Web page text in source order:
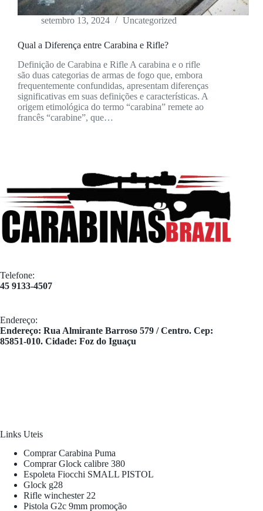
setembro 13, 2024 Uncategorized
Qual a Diferença entre Carabina e Rifle?
Definição de Carabina e Rifle A carabina e o rifle
são duas categorias de armas de fogo que, embora
frequentemente confundidas, apresentam diferenças
significativas em suas definições e características. A
origem etimológica do termo “carabina” remete ao
francês “carabine”, que…
Telefone:
45 9133-4507
Endereço:
​Endereço: Rua Almirante Barroso 579 / Centro. Cep:
85851-010. Cidade: Foz do Iguaçu
Links Uteis
Comprar Carabina Puma
Comprar Glock calibre 380
Espoleta Fiocchi SMALL PISTOL
Glock g28
Rifle winchester 22
Pistola G2c 9mm promoção